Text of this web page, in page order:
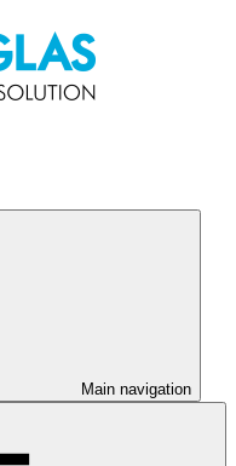
Main navigation